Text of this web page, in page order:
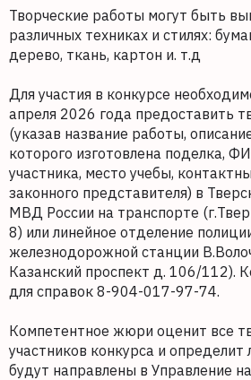
Творческие работы могут быть
различных техниках и стилях:
дерево, ткань, картон и. т.д
Для участия в конкурсе
апреля 2026 года предоставить
(указав название работы,
которого изготовлена поделка,
участника, место учебы,
законного представителя) в
МВД России на транспорте
8) или линейное отделение
железнодорожной станции
Казанский проспект д. 106/112).
для справок 8-904-017-97-74.
Компетентное жюри оценит все
участников конкурса и определит
будут направлены в Управление